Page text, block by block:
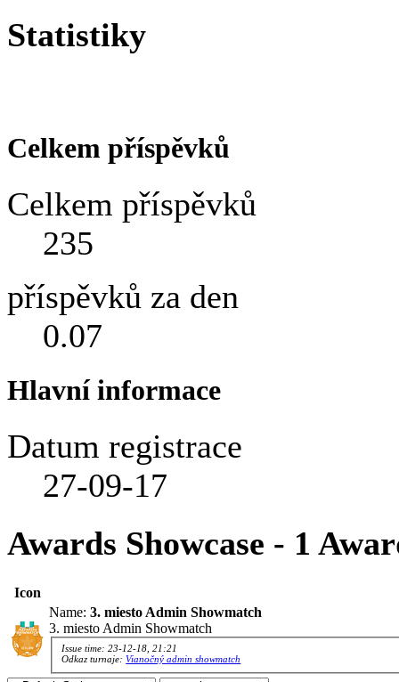
Statistiky
Celkem příspěvků
Celkem příspěvků
235
příspěvků za den
0.07
Hlavní informace
Datum registrace
27-09-17
Awards Showcase - 1
Icon
Name: 3. miesto Admin Showmatch
3. miesto Admin Showmatch
Issue time: 23-12-18, 21:21
Odkaz turnaje:Vianočný admin showmatch